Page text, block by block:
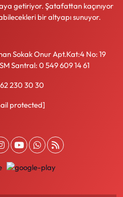
getiriyor. Şatafattan kaçınıyor
bir altyapı sunuyor.
Sokak Onur Apt.Kat:4 No: 19
Santral: 0 549 609 14 61
230 30 30
protected]